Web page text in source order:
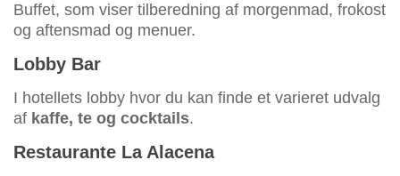
Buffet, som viser tilberedning af morgenmad, frokost
og aftensmad og menuer.
Lobby Bar
I hotellets lobby hvor du kan finde et varieret udvalg
af kaffe, te og cocktails.
Restaurante La Alacena